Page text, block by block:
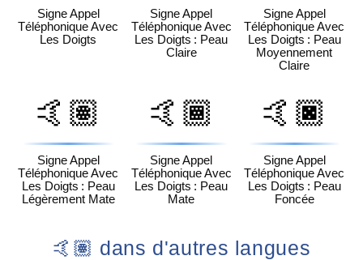
Signe Appel
Téléphonique Avec
Les Doigts
Signe Appel
Téléphonique Avec
Les Doigts : Peau
Claire
Signe Appel
Téléphonique Avec
Les Doigts : Peau
Moyennement
Claire
🤙🏽
Signe Appel
Téléphonique Avec
Les Doigts : Peau
Légèrement Mate
🤙🏾
Signe Appel
Téléphonique Avec
Les Doigts : Peau
Mate
🤙🏿
Signe Appel
Téléphonique Avec
Les Doigts : Peau
Foncée
🤙🏽 dans d'autres langues